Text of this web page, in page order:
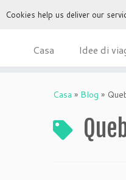
Casa Idee di
Casa » Blog »
Cookies help us deliver our